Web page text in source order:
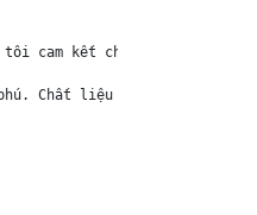
tôi cam kết chỉ bán hàng
Chất liệu chính của thẻ